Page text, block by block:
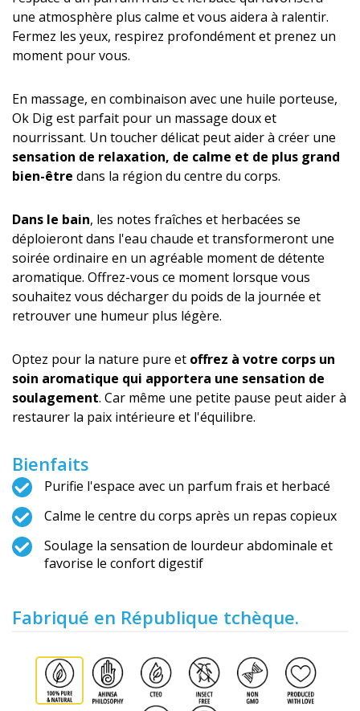
une atmosphère plus calme et vous aidera à ralentir.
Fermez les yeux, respirez profondément et prenez un
moment pour vous.
En massage, en combinaison avec une huile porteuse,
Ok Dig est parfait pour un massage doux et
nourrissant. Un toucher délicat peut aider à créer une
sensation de relaxation, de calme et de plus grand
bien-être dans la région du centre du corps.
Dans le bain, les notes fraîches et herbacées se
déploieront dans l'eau chaude et transformeront une
soirée ordinaire en un agréable moment de détente
aromatique. Offrez-vous ce moment lorsque vous
souhaitez vous décharger du poids de la journée et
retrouver une humeur plus légère.
Optez pour la nature pure et offrez à votre corps un
soin aromatique qui apportera une sensation de
soulagement. Car même une petite pause peut aider à
restaurer la paix intérieure et l'équilibre.
Bienfaits
Purifie l'espace avec un parfum frais et herbacé
Calme le centre du corps après un repas copieux
Soulage la sensation de lourdeur abdominale et
favorise le confort digestif
Fabriqué en République tchèque.